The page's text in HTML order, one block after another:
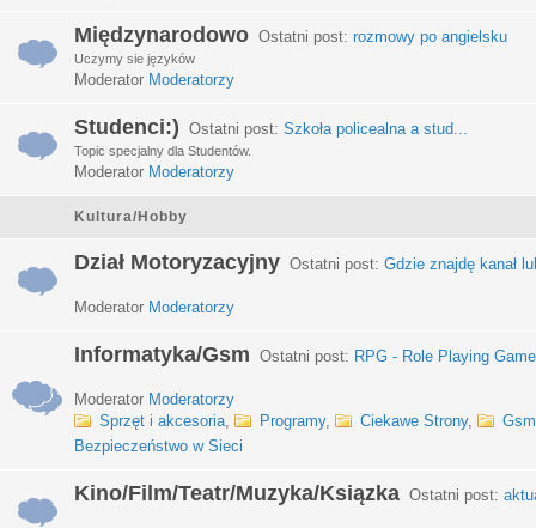
Międzynarodowo Ostatni post: rozmowy po angielsku
Uczymy sie języków
Moderator Moderatorzy
Studenci:) Ostatni post: Szkoła policealna a stud...
Topic specjalny dla Studentów.
Moderator Moderatorzy
Kultura/Hobby
Dział Motoryzacyjny Ostatni post: Gdzie znajdę kanał
Moderator Moderatorzy
Informatyka/Gsm Ostatni post: RPG - Role Playing
Moderator Moderatorzy
Sprzęt i akcesoria, Programy, Ciekawe Strony,
Gsm
Bezpieczeństwo w Sieci
Kino/Film/Teatr/Muzyka/Ksiązka Ostatni post: